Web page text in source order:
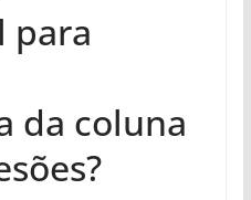
para
da coluna